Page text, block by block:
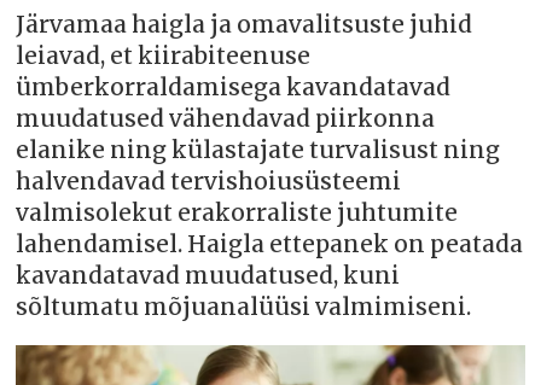
Järvamaa haigla ja omavalitsuste juhid
leiavad, et kiirabiteenuse
ümberkorraldamisega kavandatavad
muudatused vähendavad piirkonna
elanike ning külastajate turvalisust ning
halvendavad tervishoiusüsteemi
valmisolekut erakorraliste juhtumite
lahendamisel. Haigla ettepanek on peatada
kavandatavad muudatused, kuni
sõltumatu mõjuanalüüsi valmimiseni.